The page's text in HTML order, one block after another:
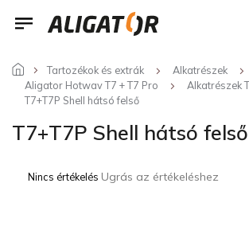
Ugrás
tartalomhoz
Tartozékok és extrák Alkatrészek
Aligator Hotwav T7 + T7 Pro
Alkatrészek
T7+T7P Shell hátsó felső
T7+T7P Shell hátsó felső
ANincs értékelés Ugrás az értékeléshez